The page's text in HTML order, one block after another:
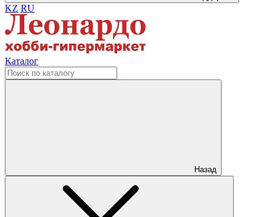
KZ RU
Каталог
Назад